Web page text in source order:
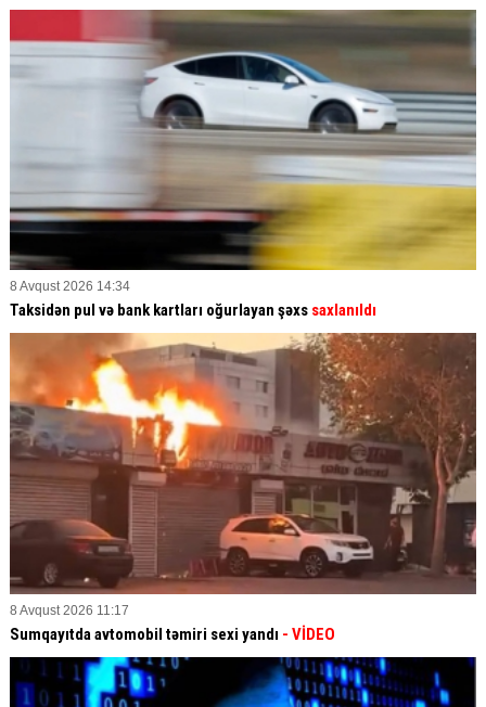
8 Avqust 2026 14:34
Taksidən pul və bank kartları oğurlayan şəxs saxlanıldı
8 Avqust 2026 11:17
Sumqayıtda avtomobil təmiri sexi yandı - VİDEO